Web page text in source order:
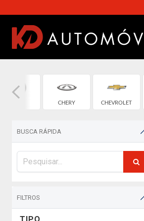
CHERY CHEVROLET
BUSCA RÁPIDA
FILTROS